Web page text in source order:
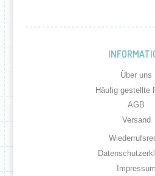
Über uns
Häufig gestellte
AGB
Versand
Impressum